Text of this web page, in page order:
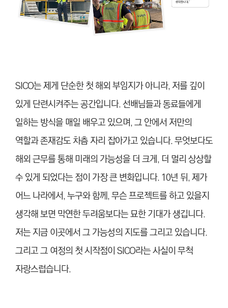
SICO는 제게 단순한 첫 해외 부임지가 아니라, 저를 깊이
있게 단련시켜주는 공간입니다. 선배님들과 동료들에게
일하는 방식을 매일 배우고 있으며, 그 안에서 저만의
역할과 존재감도 차츰 자리 잡아가고 있습니다. 무엇보다도
해외 근무를 통해 미래의 가능성을 더 크게, 더 멀리 상상할
수 있게 되었다는 점이 가장 큰 변화입니다. 10년 뒤, 제가
어느 나라에서, 누구와 함께, 무슨 프로젝트를 하고 있을지
생각해 보면 막연한 두려움보다는 묘한 기대가 생깁니다.
저는 지금 이곳에서 그 가능성의 지도를 그리고 있습니다.
그리고 그 여정의 첫 시작점이 SICO라는 사실이 무척
자랑스럽습니다.